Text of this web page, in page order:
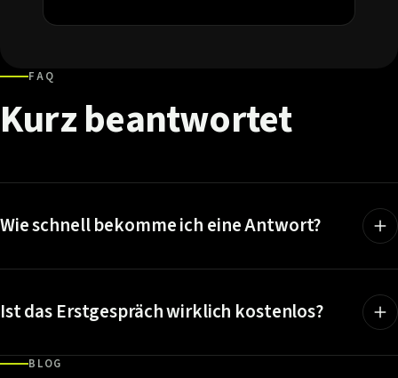
FAQ
Kurzbeantwortet
Wie schnell bekomme ich eine Antwort?
Ist das Erstgespräch wirklich kostenlos?
BLOG